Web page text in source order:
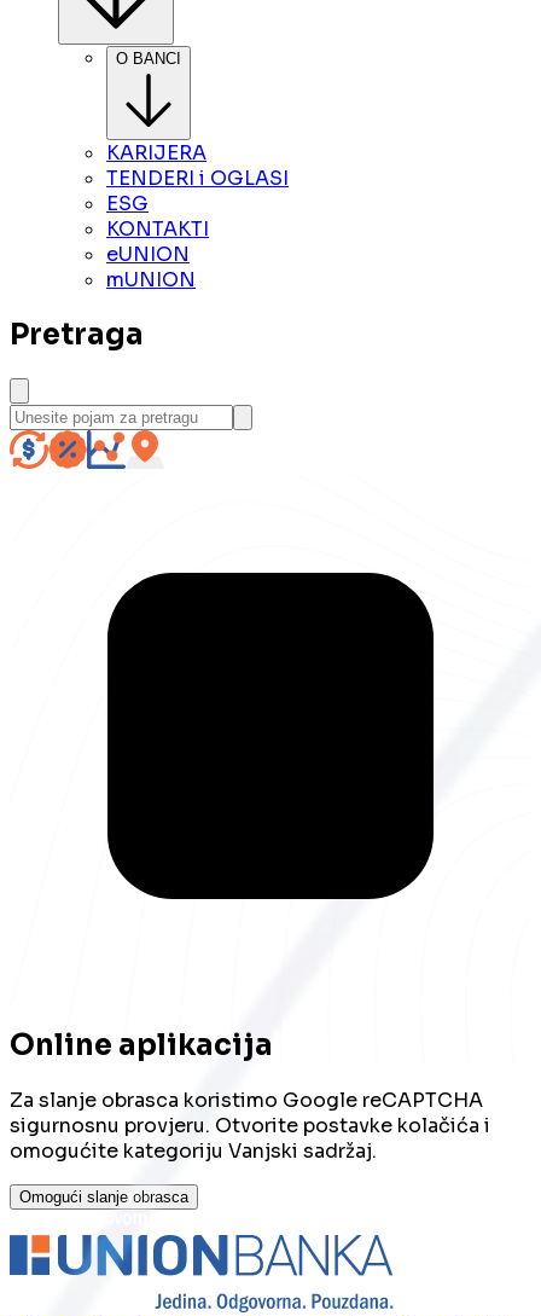
O BANCI
KARIJERA
TENDERI i OGLASI
ESG
KONTAKTI
eUNION
mUNION
Pretraga
Online aplikacija
Za slanje obrasca koristimo Google reCAPTCHA
sigurnosnu provjeru. Otvorite postavke kolačića i
omogućite kategoriju Vanjski sadržaj.
Omogući slanje obrasca